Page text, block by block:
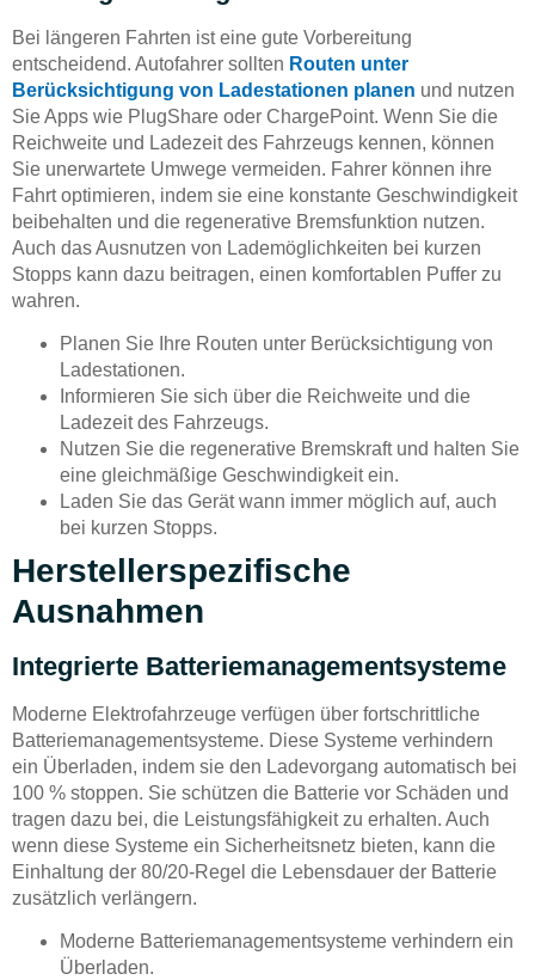
Bei längeren Fahrten ist eine gute Vorbereitung
entscheidend. Autofahrer sollten Routen unter
Berücksichtigung von Ladestationen planen und nutzen
Sie Apps wie PlugShare oder ChargePoint. Wenn Sie die
Reichweite und Ladezeit des Fahrzeugs kennen, können
Sie unerwartete Umwege vermeiden. Fahrer können ihre
Fahrt optimieren, indem sie eine konstante Geschwindigkeit
beibehalten und die regenerative Bremsfunktion nutzen.
Auch das Ausnutzen von Lademöglichkeiten bei kurzen
Stopps kann dazu beitragen, einen komfortablen Puffer zu
wahren.
Planen Sie Ihre Routen unter Berücksichtigung von
Ladestationen.
Informieren Sie sich über die Reichweite und die
Ladezeit des Fahrzeugs.
Nutzen Sie die regenerative Bremskraft und halten Sie
eine gleichmäßige Geschwindigkeit ein.
Laden Sie das Gerät wann immer möglich auf, auch
bei kurzen Stopps.
Herstellerspezifische
Ausnahmen
Integrierte Batteriemanagementsysteme
Moderne Elektrofahrzeuge verfügen über fortschrittliche
Batteriemanagementsysteme. Diese Systeme verhindern
ein Überladen, indem sie den Ladevorgang automatisch bei
100 % stoppen. Sie schützen die Batterie vor Schäden und
tragen dazu bei, die Leistungsfähigkeit zu erhalten. Auch
wenn diese Systeme ein Sicherheitsnetz bieten, kann die
Einhaltung der 80/20-Regel die Lebensdauer der Batterie
zusätzlich verlängern.
Moderne Batteriemanagementsysteme verhindern ein
Überladen.